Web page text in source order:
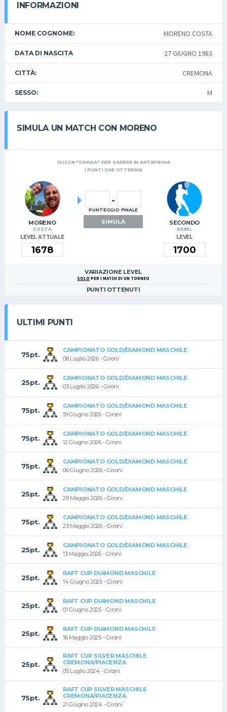
INFORMAZIONI
NOME COGNOME: MORENO COSTA
DATA DI NASCITA 27 GIUGNO 1983
CITTÀ: CREMONA
SESSO: M
SIMULA UN MATCH CON MORENO
CLICCA "SIMULA" PER SAPERE IN ANTEPRIMA
I PUNTI CHE OTTERRAI
MORENO
COSTA
LEVEL ATTUALE
-
PUNTEGGIO FINALE
SIMULA SECONDO
REBEL
LEVEL
VARIAZIONE LEVEL
SOLO PER I MATCH DI UN TORNEO
PUNTI OTTENUTI
ULTIMI PUNTI
75pt.
CAMPIONATO GOLD/DIAMOND MASCHILE
08 Luglio 2026 - Gironi
25pt.
CAMPIONATO GOLD/DIAMOND MASCHILE
03 Luglio 2026 - Gironi
75pt.
CAMPIONATO GOLD/DIAMOND MASCHILE
19 Giugno 2026 - Gironi
75pt.
CAMPIONATO GOLD/DIAMOND MASCHILE
12 Giugno 2026 - Gironi
75pt.
CAMPIONATO GOLD/DIAMOND MASCHILE
06 Giugno 2026 - Gironi
25pt.
CAMPIONATO GOLD/DIAMOND MASCHILE
29 Maggio 2026 - Gironi
75pt.
CAMPIONATO GOLD/DIAMOND MASCHILE
23 Maggio 2026 - Gironi
25pt.
CAMPIONATO GOLD/DIAMOND MASCHILE
13 Maggio 2026 - Gironi
25pt.
RAFT CUP DIAMOND MASCHILE
14 Giugno 2025 - Gironi
25pt.
RAFT CUP DIAMOND MASCHILE
01 Giugno 2025 - Gironi
25pt.
RAFT CUP DIAMOND MASCHILE
16 Maggio 2025 - Gironi
25pt.
RAFT CUP SILVER MASCHILE
CREMONA/PIACENZA
05 Luglio 2024 - Gironi
75pt.
RAFT CUP SILVER MASCHILE
CREMONA/PIACENZA
21 Giugno 2024 - Gironi